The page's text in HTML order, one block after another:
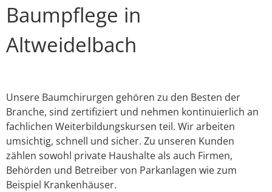
Baumpflege in
Altweidelbach
Unsere Baumchirurgen gehören zu den Besten der
Branche, sind zertifiziert und nehmen kontinuierlich an
fachlichen Weiterbildungskursen teil. Wir arbeiten
umsichtig, schnell und sicher. Zu unseren Kunden
zählen sowohl private Haushalte als auch Firmen,
Behörden und Betreiber von Parkanlagen wie zum
Beispiel Krankenhäuser.